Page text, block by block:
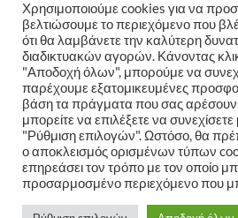
Τρόποι Πληρωμής
Αποστολή / Παραλαβή
Πολιτική Απορρήτου
Copyright 2024 © Weddinge-
wordpress-7web Digital
Χρησιμοποιούμε cookies για να
βελτιώσουμε το περιεχόμενο που
ότι θα λαμβάνετε την καλύτερη
διαδικτυακών αγορών. Κάνοντας
"Αποδοχή όλων", μπορούμε να
παρέχουμε εξατομικευμένες
βάση τα πράγματα που σας
μπορείτε να επιλέξετε να
"Ρύθμιση επιλογών". Ωστόσο, θα
ο αποκλεισμός ορισμένων τύπων
επηρεάσει τον τρόπο με τον οποίο
προσαρμοσμένο περιεχόμενο που